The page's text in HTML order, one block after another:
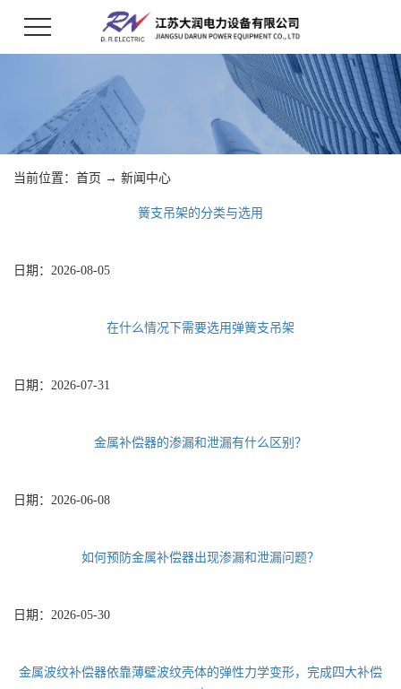
当前位置： 首页 → 新闻中心
簧支吊架的分类与选用
日期： 2026-08-05
在什么情况下需要选用弹簧支吊架
日期： 2026-07-31
金属补偿器的渗漏和泄漏有什么区别？
日期： 2026-06-08
如何预防金属补偿器出现渗漏和泄漏问题？
日期： 2026-05-30
金属波纹补偿器依靠薄壁波纹壳体的弹性力学变形，完成四大补偿